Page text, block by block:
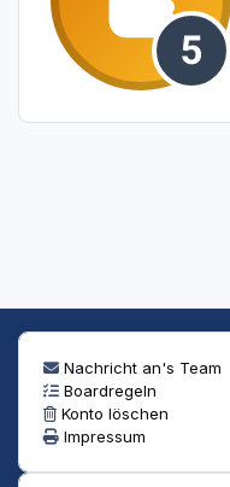
Nachricht an's Team
Boardregeln
Konto löschen
Impressum